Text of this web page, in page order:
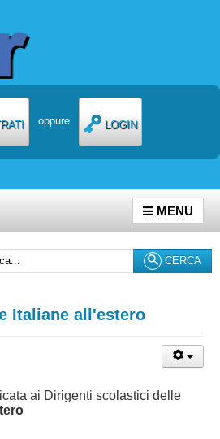
oppure LOGIN
MENU
CERCA
Italiane all'estero
ai Dirigenti scolastici delle